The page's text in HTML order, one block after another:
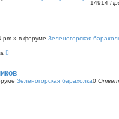
14914
pm » в форуме Зеленогорская
Зеленогорская барахолка0